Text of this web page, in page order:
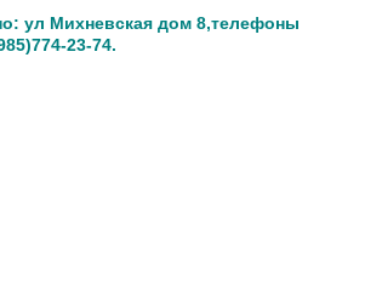
ул Михневская дом 8,телефоны
23-74.